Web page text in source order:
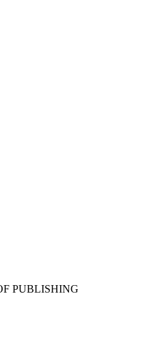
PUBLISHING